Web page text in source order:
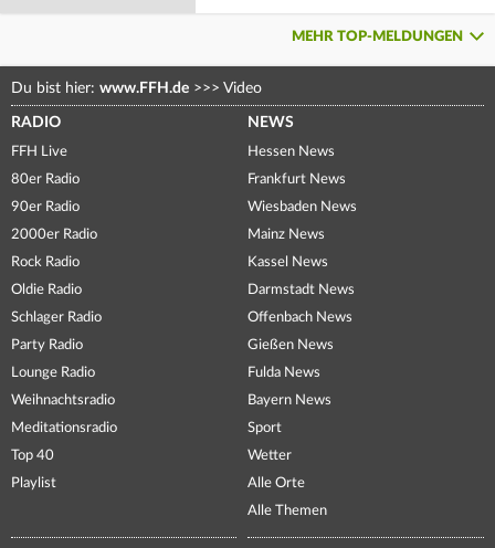
MEHR TOP-MELDUNGEN
Du bist hier: www.FFH.de >>> Video
RADIO
FFH Live
80er Radio
90er Radio
2000er Radio
Rock Radio
Oldie Radio
Schlager Radio
Party Radio
Lounge Radio
Weihnachtsradio
Meditationsradio
Top 40
Playlist
NEWS
Hessen News
Frankfurt News
Wiesbaden News
Mainz News
Kassel News
Darmstadt News
Offenbach News
Gießen News
Fulda News
Bayern News
Sport
Wetter
Alle Orte
Alle Themen